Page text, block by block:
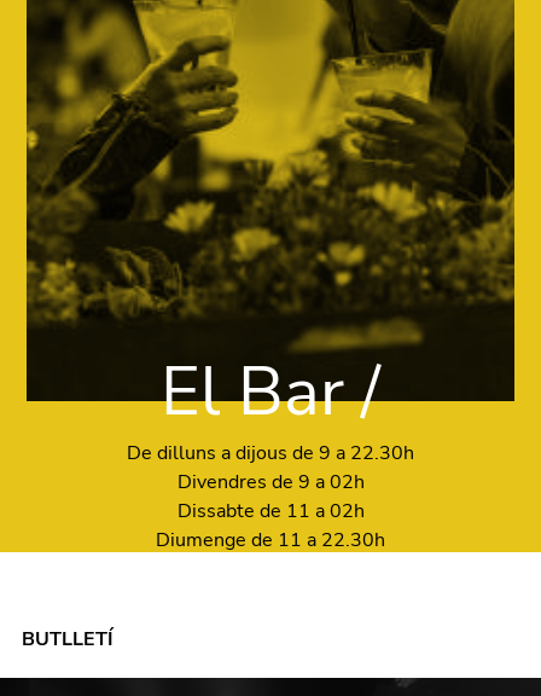
El Bar /
De dilluns a dijous de 9 a 22.30h
Divendres de 9 a 02h
Dissabte de 11 a 02h
Diumenge de 11 a 22.30h
BUTLLETÍ